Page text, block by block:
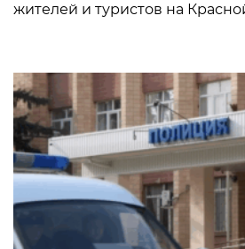
жителей и туристов на